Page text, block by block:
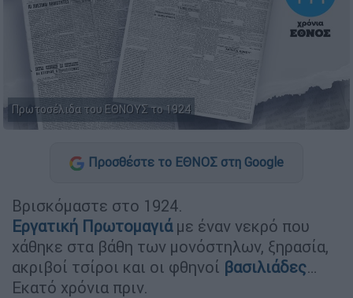
Πρωτοσέλιδα του ΕΘΝΟΥΣ το 1924
Προσθέστε το ΕΘΝΟΣ στη Google
Βρισκόμαστε στο 1924.
Εργατική Πρωτομαγιά με έναν νεκρό που
χάθηκε στα βάθη των μονόστηλων, ξηρασία,
ακριβοί τσίροι και οι φθηνοί βασιλιάδες…
Εκατό χρόνια πριν.